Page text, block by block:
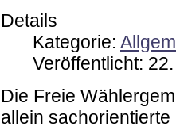
Details
Kategorie:
Veröffentlicht:
Die Freie
allein